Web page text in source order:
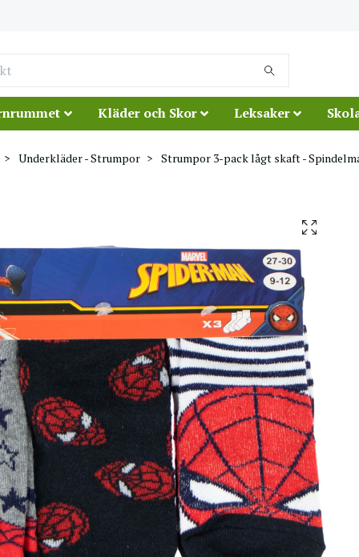
Kläder och Skor Leksaker
Underkläder - Strumpor Strumpor 3-pack lågt skaft -